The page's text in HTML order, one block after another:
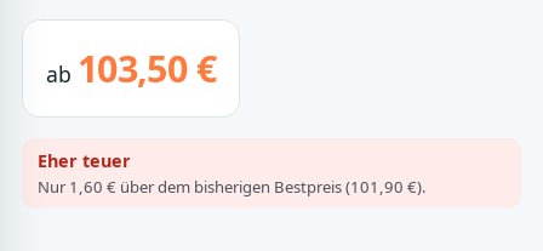
ab 103,50 €
Eher teuer
Nur 1,60 € über dem bisherigen Bestpreis (101,90 €).